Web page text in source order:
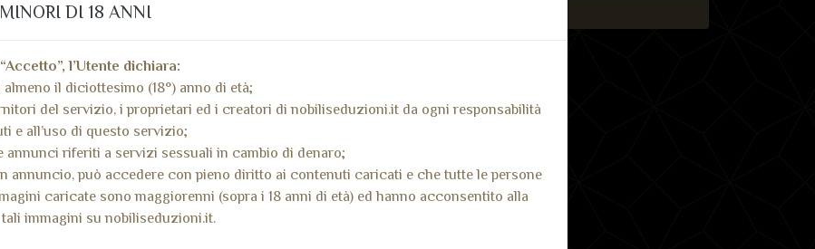
DI 18 ANNI
l’Utente dichiara:
il diciottesimo (18°) anno di età;
del servizio, i proprietari ed i creatori di nobiliseduzioni.it da ogni responsabilità
e all’uso di questo servizio;
annunci riferiti a servizi sessuali in cambio di denaro;
annuncio, può accedere con pieno diritto ai contenuti caricati e che tutte le persone
caricate sono maggiorenni (sopra i 18 anni di età) ed hanno acconsentito alla
immagini su nobiliseduzioni.it.